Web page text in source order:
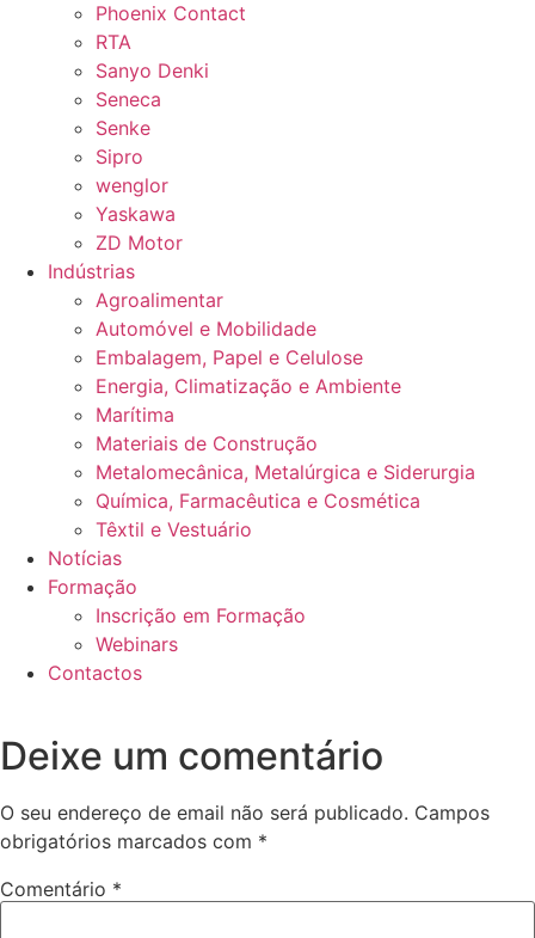
Phoenix Contact
RTA
Sanyo Denki
Seneca
Senke
Sipro
wenglor
Yaskawa
ZD Motor
Indústrias
Agroalimentar
Automóvel e Mobilidade
Embalagem, Papel e Celulose
Energia, Climatização e Ambiente
Marítima
Materiais de Construção
Metalomecânica, Metalúrgica e Siderurgia
Química, Farmacêutica e Cosmética
Têxtil e Vestuário
Notícias
Formação
Inscrição em Formação
Webinars
Contactos
Deixe um comentário
O seu endereço de email não será publicado. Campos
obrigatórios marcados com *
Comentário *